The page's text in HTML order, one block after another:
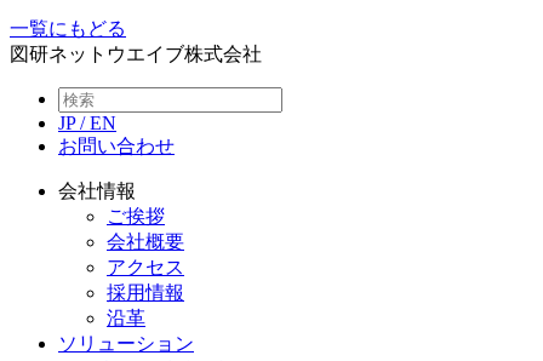
一覧にもどる
図研ネットウエイブ株式会社
JP/EN
お問い合わせ
会社情報
ご挨拶
会社概要
アクセス
採用情報
沿革
ソリューション